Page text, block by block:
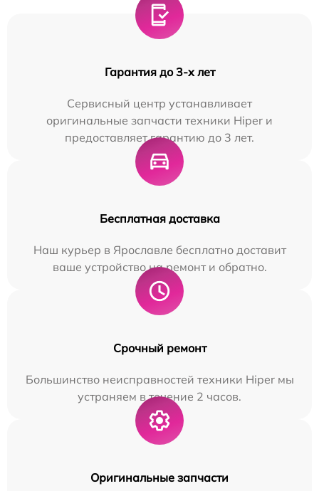
Гарантия до 3-х лет
Сервисный центр устанавливает
оригинальные запчасти техники Hiper и
предоставляет гарантию до 3 лет.
Бесплатная доставка
Наш курьер в Ярославле бесплатно доставит
ваше устройство на ремонт и обратно.
Срочный ремонт
Большинство неисправностей техники Hiper мы
устраняем в течение 2 часов.
Оригинальные запчасти